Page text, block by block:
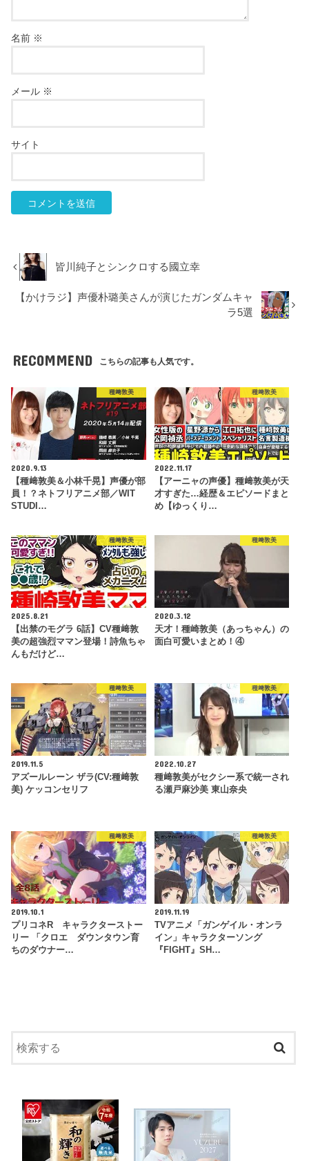
名前 ※
メール ※
サイト
皆川純子とシンクロする國立幸
【かけラジ】声優朴璐美さんが演じたガンダムキャ
ラ5選
RECOMMEND こちらの記事も人気です。
種﨑敦美
2020.9.13
【種﨑敦美＆小林千晃】声優が部
員！？ネトフリアニメ部／WIT
STUDI…
種﨑敦美
2022.11.17
【アーニャの声優】種﨑敦美が天
才すぎた…経歴＆エピソードまと
め【ゆっくり…
種﨑敦美
2025.8.21
【出禁のモグラ 6話】CV種﨑敦
美の超強烈ママン登場！詩魚ちゃ
んもだけど…
種﨑敦美
2020.3.12
天才！種崎敦美（あっちゃん）の
面白可愛いまとめ！④
種﨑敦美
2019.11.5
アズールレーン ザラ(CV:種﨑敦
美) ケッコンセリフ
種﨑敦美
2022.10.27
種﨑敦美がセクシー系で統一され
る瀬戸麻沙美 東山奈央
種﨑敦美
2019.10.1
プリコネR キャラクターストー
リー 「クロエ ダウンタウン育
ちのダウナー…
種﨑敦美
2019.11.19
TVアニメ「ガンゲイル・オンラ
イン」キャラクターソング
『FIGHT』SH…